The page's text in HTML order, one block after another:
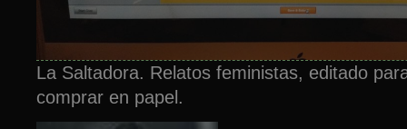
La Saltadora. Relatos feministas, editado
comprar en papel.